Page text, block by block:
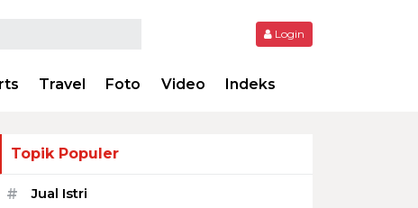
Login
Travel Foto Video Indeks
Topik Populer
# Jual Istri